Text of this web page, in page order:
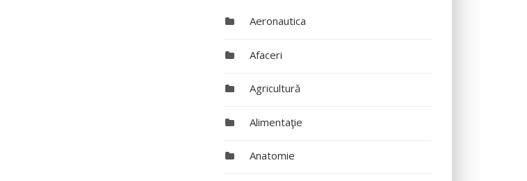
Aeronautica
Afaceri
Agricultură
Alimentaţie
Anatomie